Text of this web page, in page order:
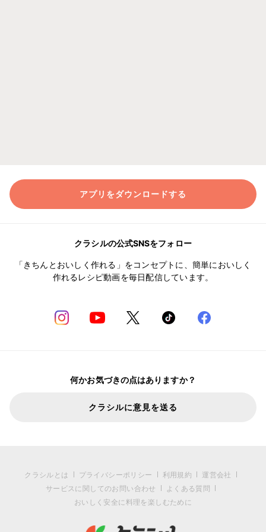
アプリをダウンロードする
クラシルの公式SNSをフォロー
「きちんとおいしく作れる」をコンセプトに、簡単においしく
作れるレシピ動画を毎日配信しています。
何かお気づきの点はありますか？
クラシルに意見を送る
クラシルとは プライバシーポリシー 利用規約
運営会社
サービスに関してのお問い合わせ
よくある質問
おいしく安全に料理を楽しむために